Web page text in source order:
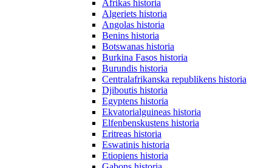
Afrikas historia
Algeriets historia
Angolas historia
Benins historia
Botswanas historia
Burkina Fasos historia
Burundis historia
Centralafrikanska republikens historia
Djiboutis historia
Egyptens historia
Ekvatorialguineas historia
Elfenbenskustens historia
Eritreas historia
Eswatinis historia
Etiopiens historia